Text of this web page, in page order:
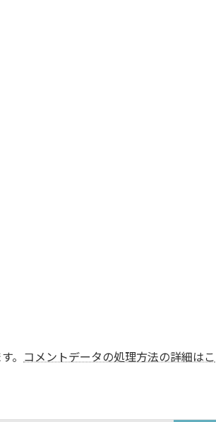
。
コメントデータの処理方法の詳細はこ